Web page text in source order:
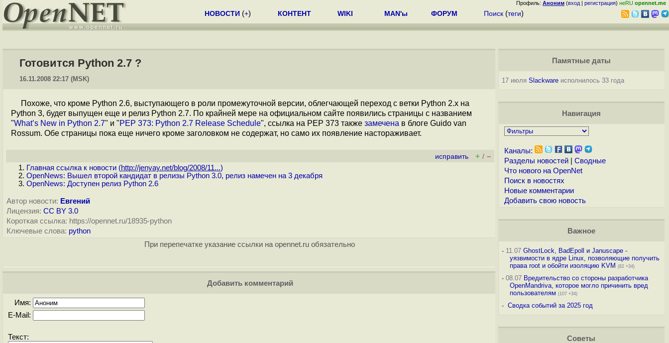
Профиль: Аноним (вход | регистрация) неRU opennet.me
НОВОСТИ (+) КОНТЕНТ WIKI MAN'ы ФОРУМ Поиск (теги)
Готовится Python 2.7 ?
16.11.2008 22:17 (MSK)
Похоже, что кроме Python 2.6, выступающего в роли промежуточной версии, облегчающей переход с ветки Python 2.x на
Python 3, будет выпущен еще и релиз Python 2.7. По крайней мере на официальном сайте появились страницы с названием
"What’s New in Python 2.7" и "PEP 373: Python 2.7 Release Schedule", ссылка на PEP 373 также замечена в блоге Guido van
Rossum. Обе страницы пока еще ничего кроме заголовком не содержат, но само их появление настораживает.
исправить + / –
Главная ссылка к новости (http://jenyay.net/blog/2008/11...)
OpenNews: Вышел второй кандидат в релизы Python 3.0, релиз намечен на 3 декабря
OpenNews: Доступен релиз Python 2.6
Автор новости: Евгений
Лицензия: CC BY 3.0
Короткая ссылка: https://opennet.ru/18935-python
Ключевые слова: python
При перепечатке указание ссылки на opennet.ru обязательно
Добавить комментарий
Имя:
E-Mail:
Текст:
Памятные даты
17 июля Slackwareисполнилось 33 года
Навигация
Каналы:
Разделы новостей| Сводные
Что нового на OpenNet
Поиск в новостях
Новые комментарии
Добавить свою новость
Важное
-11.07 GhostLock, BadEpoll и Januscape -
уязвимости в ядре Linux, позволяющие получить
права root и обойти изоляцию KVM (82 +34)
-08.07 Вредительство со стороны разработчика
OpenMandriva, которое могло причинить вред
пользователям (107 +34)
- Сводка событий за 2025 год
Советы